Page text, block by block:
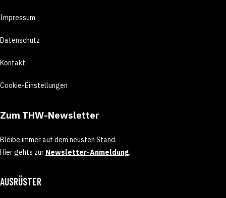
Impressum
Datenschutz
Kontakt
Cookie-Einstellungen
Zum THW-Newsletter
Bleibe immer auf dem neusten Stand.
Hier gehts zur Newsletter-Anmeldung.
AUSRÜSTER